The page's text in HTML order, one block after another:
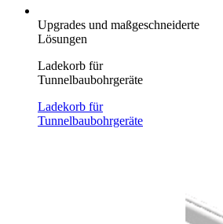
Upgrades und maßgeschneiderte
Lösungen
Ladekorb für
Tunnelbaubohrgeräte
Ladekorb für
Tunnelbaubohrgeräte